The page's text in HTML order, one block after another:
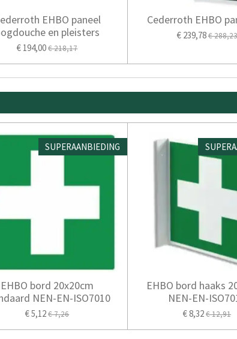
EHBO paneel
en pleisters
€ 194,00€ 218,17
Cederroth EHBO
€ 239,78€ 288,23
SUPERAANBIEDING
EHBO bord 20x20cm
NEN-EN-ISO7010
€ 5,12€ 7,26
EHBO bord haaks
NEN-EN-
€ 8,32€ 12,91